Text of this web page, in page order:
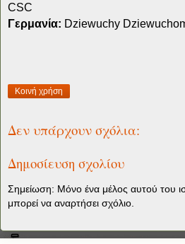
CSC
Γερμανία: Dziewuchy
Κοινή χρήση
Δεν υπάρχουν σχόλια:
Δημοσίευση σχολίου
Σημείωση: Μόνο ένα μέλος αυτού του
μπορεί να αναρτήσει σχόλιο.